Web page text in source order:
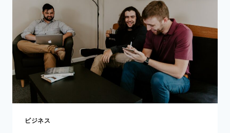
モ
ア
プ
リ
の
ビジネス